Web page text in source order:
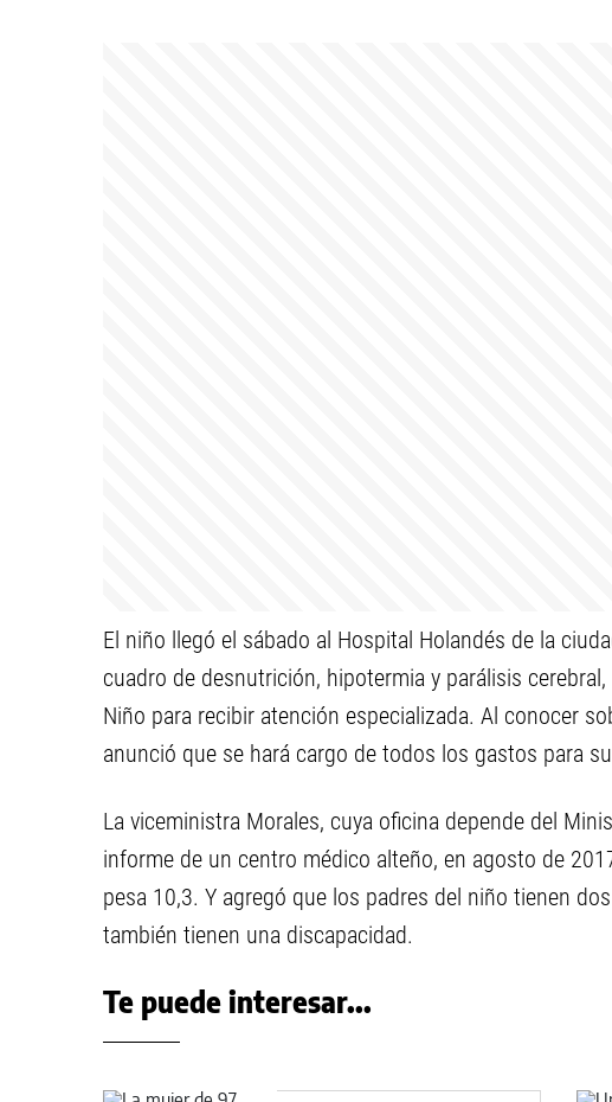
El niño llegó el sábado al Hospital Holandés de la
cuadro de desnutrición, hipotermia y parálisis
Niño para recibir atención especializada. Al conocer
anunció que se hará cargo de todos los gastos para
La viceministra Morales, cuya oficina depende del
informe de un centro médico alteño, en agosto de
pesa 10,3. Y agregó que los padres del niño tienen
también tienen una discapacidad.
Te puede interesar...